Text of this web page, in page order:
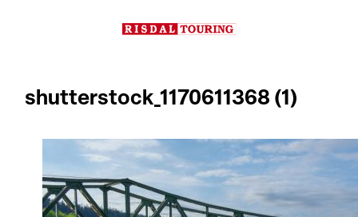
shutterstock_1170611368 (1)